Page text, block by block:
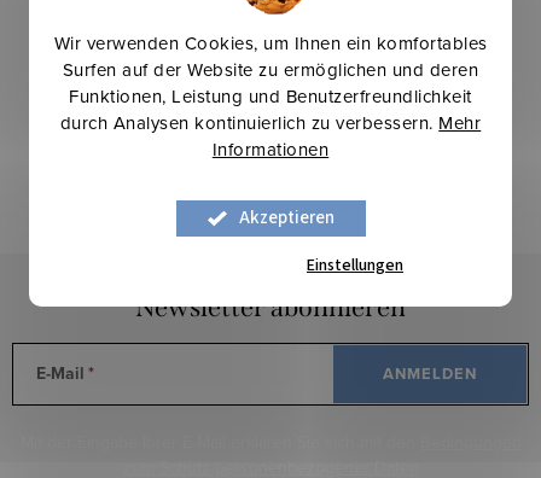
Wir verwenden Cookies, um Ihnen ein komfortables
Surfen auf der Website zu ermöglichen und deren
Funktionen, Leistung und Benutzerfreundlichkeit
durch Analysen kontinuierlich zu verbessern. Mehr
Informationen
Akzeptieren
Einstellungen
Letzte Bewertung
Ioana Buda
Newsletter abonnieren
E-Mail ANMELDEN